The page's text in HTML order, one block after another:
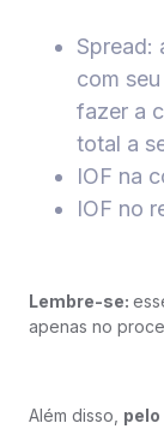
Spread:
com
fazer a
total a
IOF na
IOF no
Lembre-se:
apenas no
Além disso,